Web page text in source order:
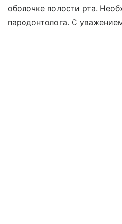
оболочке полости рта.
пародонтолога. С